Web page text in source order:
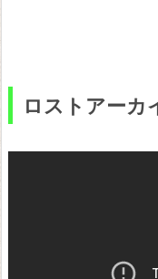
ロストアーカ